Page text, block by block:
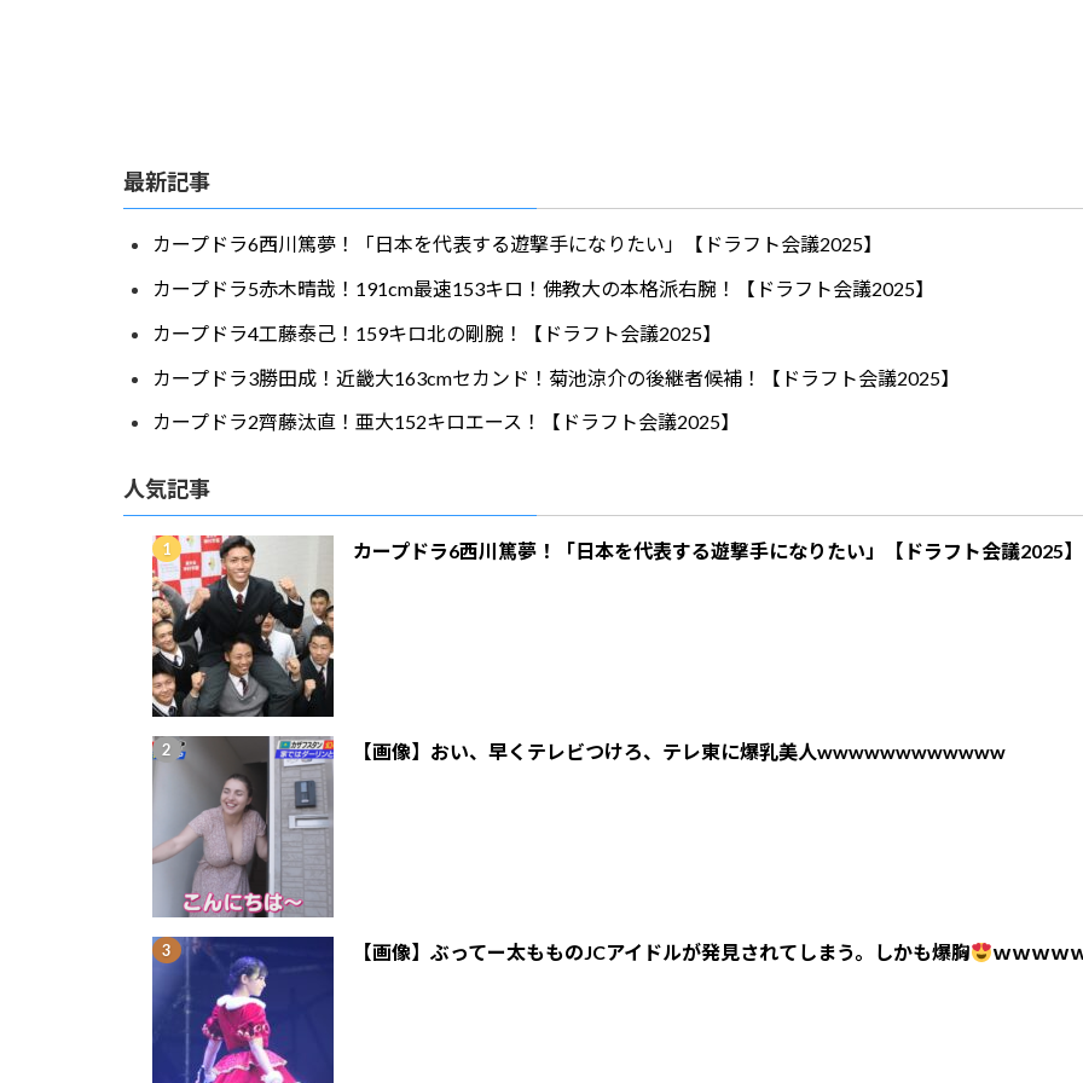
最新記事
カープドラ6西川篤夢！「日本を代表する遊撃手になりたい」【ドラフト会議2025】
カープドラ5赤木晴哉！191cm最速153キロ！佛教大の本格派右腕！【ドラフト会議2025】
カープドラ4工藤泰己！159キロ北の剛腕！【ドラフト会議2025】
カープドラ3勝田成！近畿大163cmセカンド！菊池涼介の後継者候補！【ドラフト会議2025】
カープドラ2齊藤汰直！亜大152キロエース！【ドラフト会議2025】
人気記事
カープドラ6西川篤夢！「日本を代表する遊撃手になりたい」【ドラフト会議2025】
【画像】おい、早くテレビつけろ、テレ東に爆乳美人wwwwwwwwwwww
【画像】ぶってー太もものJCアイドルが発見されてしまう。しかも爆胸 ｗｗｗｗ